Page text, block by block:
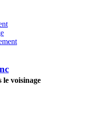
le voisinage